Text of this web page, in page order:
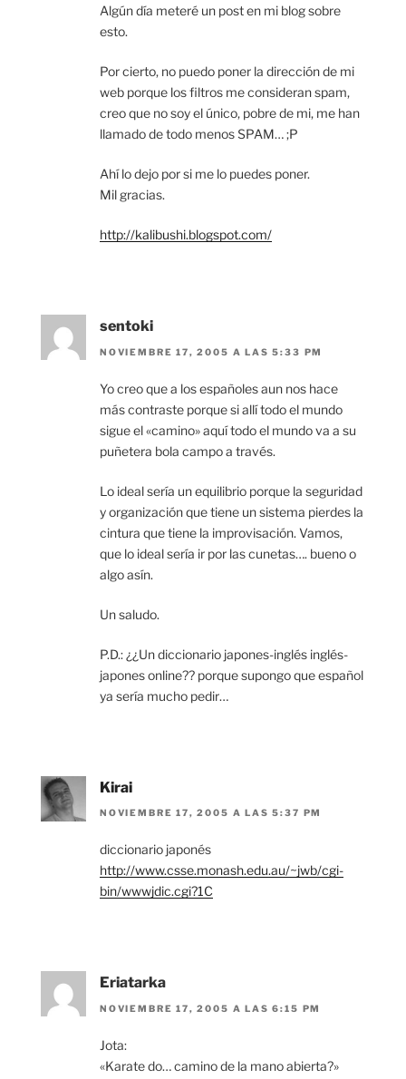
Algún día meteré un post en mi blog sobre
esto.
Por cierto, no puedo poner la dirección de mi
web porque los filtros me consideran spam,
creo que no soy el único, pobre de mi, me han
llamado de todo menos SPAM… ;P
Ahí lo dejo por si me lo puedes poner.
Mil gracias.
http://kalibushi.blogspot.com/
sentoki
NOVIEMBRE 17, 2005 A LAS 5:33 PM
Yo creo que a los españoles aun nos hace
más contraste porque si allí todo el mundo
sigue el «camino» aquí todo el mundo va a su
puñetera bola campo a través.
Lo ideal sería un equilibrio porque la seguridad
y organización que tiene un sistema pierdes la
cintura que tiene la improvisación. Vamos,
que lo ideal sería ir por las cunetas…. bueno o
algo asín.
Un saludo.
P.D.: ¿¿Un diccionario japones-inglés inglés-
japones online?? porque supongo que español
ya sería mucho pedir…
Kirai
NOVIEMBRE 17, 2005 A LAS 5:37 PM
diccionario japonés
http://www.csse.monash.edu.au/~jwb/cgi-
bin/wwwjdic.cgi?1C
Eriatarka
NOVIEMBRE 17, 2005 A LAS 6:15 PM
Jota:
«Karate do… camino de la mano abierta?»